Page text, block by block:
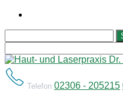
nach:
Telefon 02306 - 205215